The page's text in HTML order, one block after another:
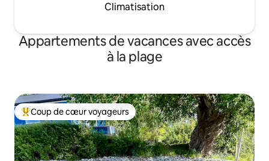
Climatisation
Appartements de vacances avec accès
à la plage
Coups de cœur voyageurs les plus appréciés
Coup de cœur voyageurs